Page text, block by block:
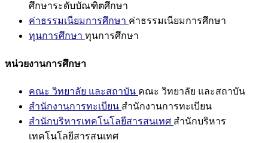
ศึกษาระดับบัณฑิตศึกษา
ค่าธรรมเนียมการศึกษา ค่าธรรมเนียมการศึกษา
ทุนการศึกษา ทุนการศึกษา
หน่วยงานการศึกษา
คณะ วิทยาลัย และสถาบัน คณะ วิทยาลัย และสถาบัน
สำนักงานการทะเบียน สำนักงานการทะเบียน
สำนักบริหารเทคโนโลยีสารสนเทศ สำนักบริหาร
เทคโนโลยีสารสนเทศ